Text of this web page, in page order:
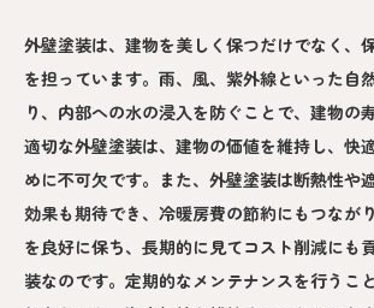
外壁塗装は、建物を美しく保つだけでなく、
を担っています。雨、風、紫外線といった自
り、内部への水の浸入を防ぐことで、建物の
適切な外壁塗装は、建物の価値を維持し、快
めに不可欠です。また、外壁塗装は断熱性や
効果も期待でき、冷暖房費の節約にもつなが
を良好に保ち、長期的に見てコスト削減にも
装なのです。定期的なメンテナンスを行うこ